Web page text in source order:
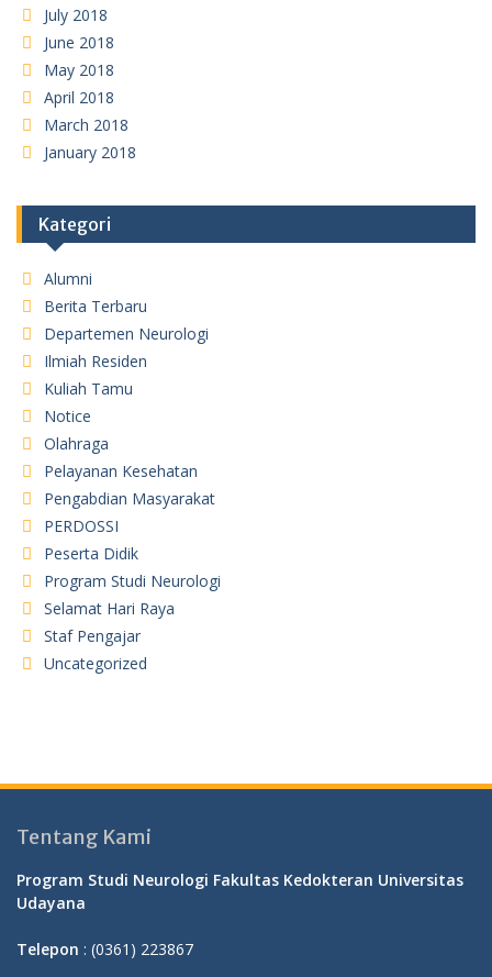
July 2018
June 2018
May 2018
April 2018
March 2018
January 2018
Kategori
Alumni
Berita Terbaru
Departemen Neurologi
Ilmiah Residen
Kuliah Tamu
Notice
Olahraga
Pelayanan Kesehatan
Pengabdian Masyarakat
PERDOSSI
Peserta Didik
Program Studi Neurologi
Selamat Hari Raya
Staf Pengajar
Uncategorized
Tentang Kami
Program Studi Neurologi Fakultas Kedokteran Universitas
Udayana
Telepon : (0361) 223867